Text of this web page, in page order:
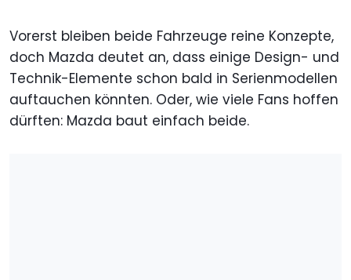
Vorerst bleiben beide Fahrzeuge reine Konzepte,
doch Mazda deutet an, dass einige Design- und
Technik-Elemente schon bald in Serienmodellen
auftauchen könnten. Oder, wie viele Fans hoffen
dürften: Mazda baut einfach beide.